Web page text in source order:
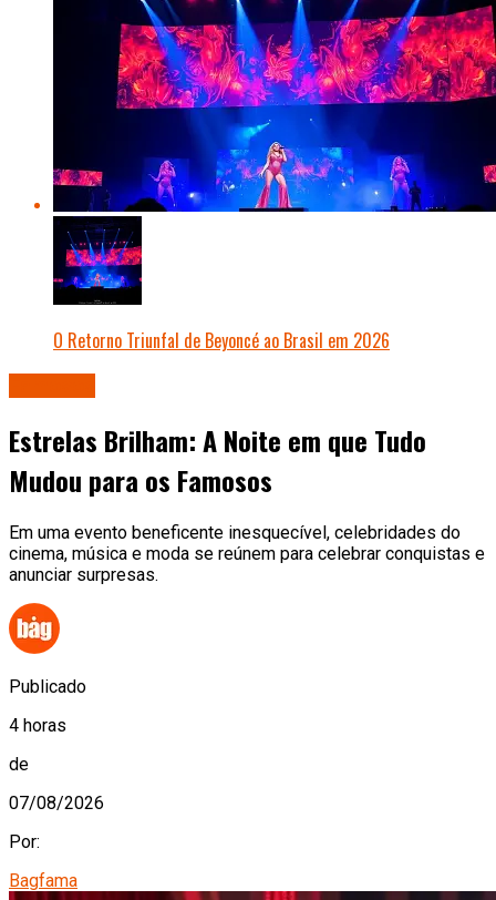
O Retorno Triunfal de Beyoncé ao Brasil em 2026
Estrelas Brilham: A Noite em que Tudo
Mudou para os Famosos
Em uma evento beneficente inesquecível, celebridades do
cinema, música e moda se reúnem para celebrar conquistas e
anunciar surpresas.
Publicado
4 horas
de
07/08/2026
Por:
Bagfama